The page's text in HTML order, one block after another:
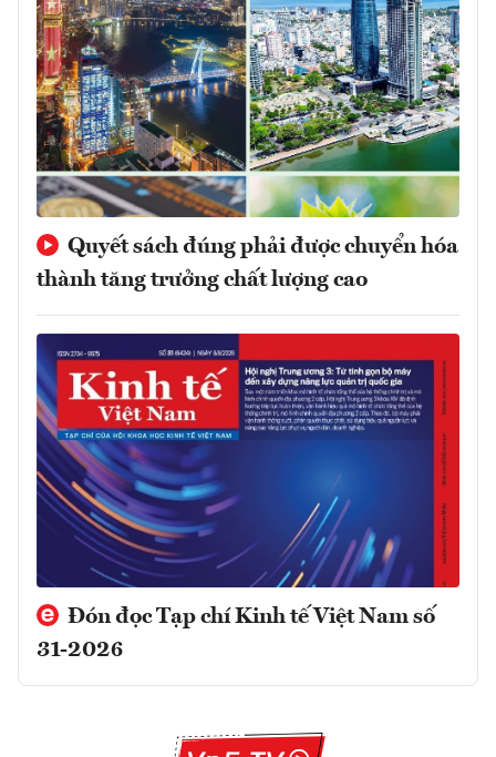
Quyết sách đúng phải được chuyển hóa
thành tăng trưởng chất lượng cao
Đón đọc Tạp chí Kinh tế Việt Nam số
31-2026